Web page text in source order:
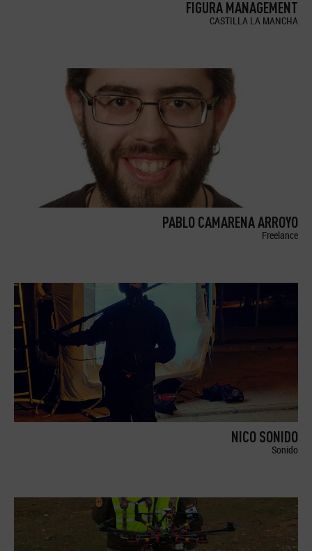
FIGURA MANAGEMENT
CASTILLA LA MANCHA
PABLO CAMARENA ARROYO
Freelance
NICO SONIDO
Sonido